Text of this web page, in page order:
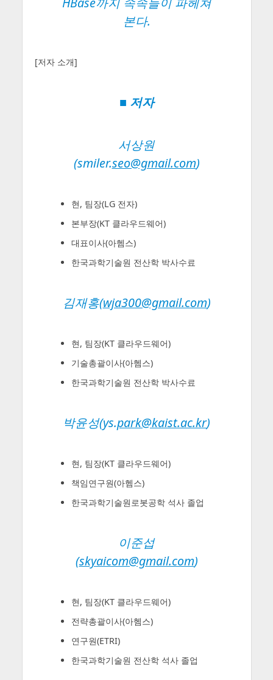
본다.
[저자 소개]
■ 저자
서상원
(smiler.seo@gmail.com)
현, 팀장(LG 전자)
본부장(KT 클라우드웨어)
대표이사(아헴스)
한국과학기술원 전산학 박사수료
김재홍(wja300@gmail.com)
현, 팀장(KT 클라우드웨어)
기술총괄이사(아헴스)
한국과학기술원 전산학 박사수료
박윤성(ys.park@kaist.ac.kr)
현, 팀장(KT 클라우드웨어)
책임연구원(아헴스)
한국과학기술원로봇공학 석사 졸업
이준섭
(skyaicom@gmail.com)
현, 팀장(KT 클라우드웨어)
전략총괄이사(아헴스)
연구원(ETRI)
한국과학기술원 전산학 석사 졸업